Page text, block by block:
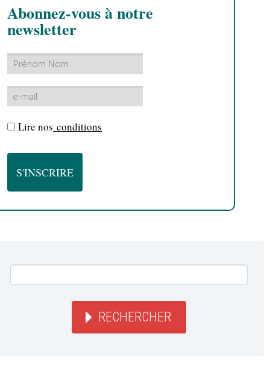
Abonnez-vous à notre
newsletter
Lire nos conditions
RECHERCHER